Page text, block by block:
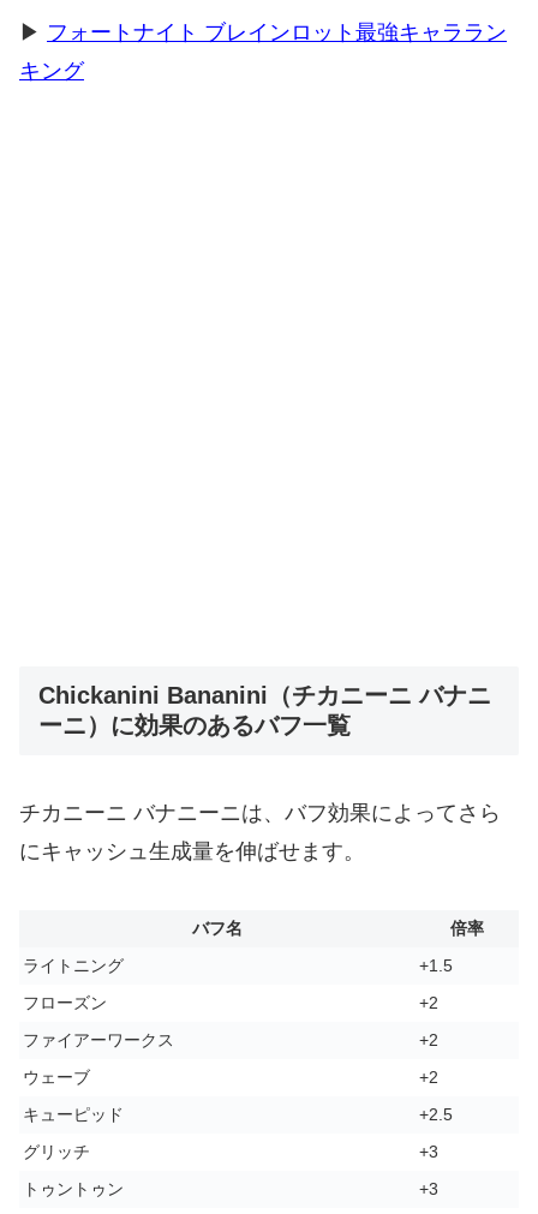
▶ フォートナイト ブレインロット最強キャララン
キング
Chickanini Bananini（チカニーニ バナニ
ーニ）に効果のあるバフ一覧
チカニーニ バナニーニは、バフ効果によってさら
にキャッシュ生成量を伸ばせます。
バフ名
倍率
ライトニング
+1.5
フローズン
+2
ファイアーワークス
+2
ウェーブ
+2
キューピッド
+2.5
グリッチ
+3
トゥントゥン
+3